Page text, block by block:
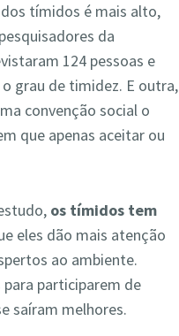
tímidos é mais alto,
da
124 pessoas e
grau de timidez. E outra,
convenção social o
que apenas aceitar ou
os tímidos tem
eles dão mais atenção
ao ambiente.
participarem de
saíram melhores.